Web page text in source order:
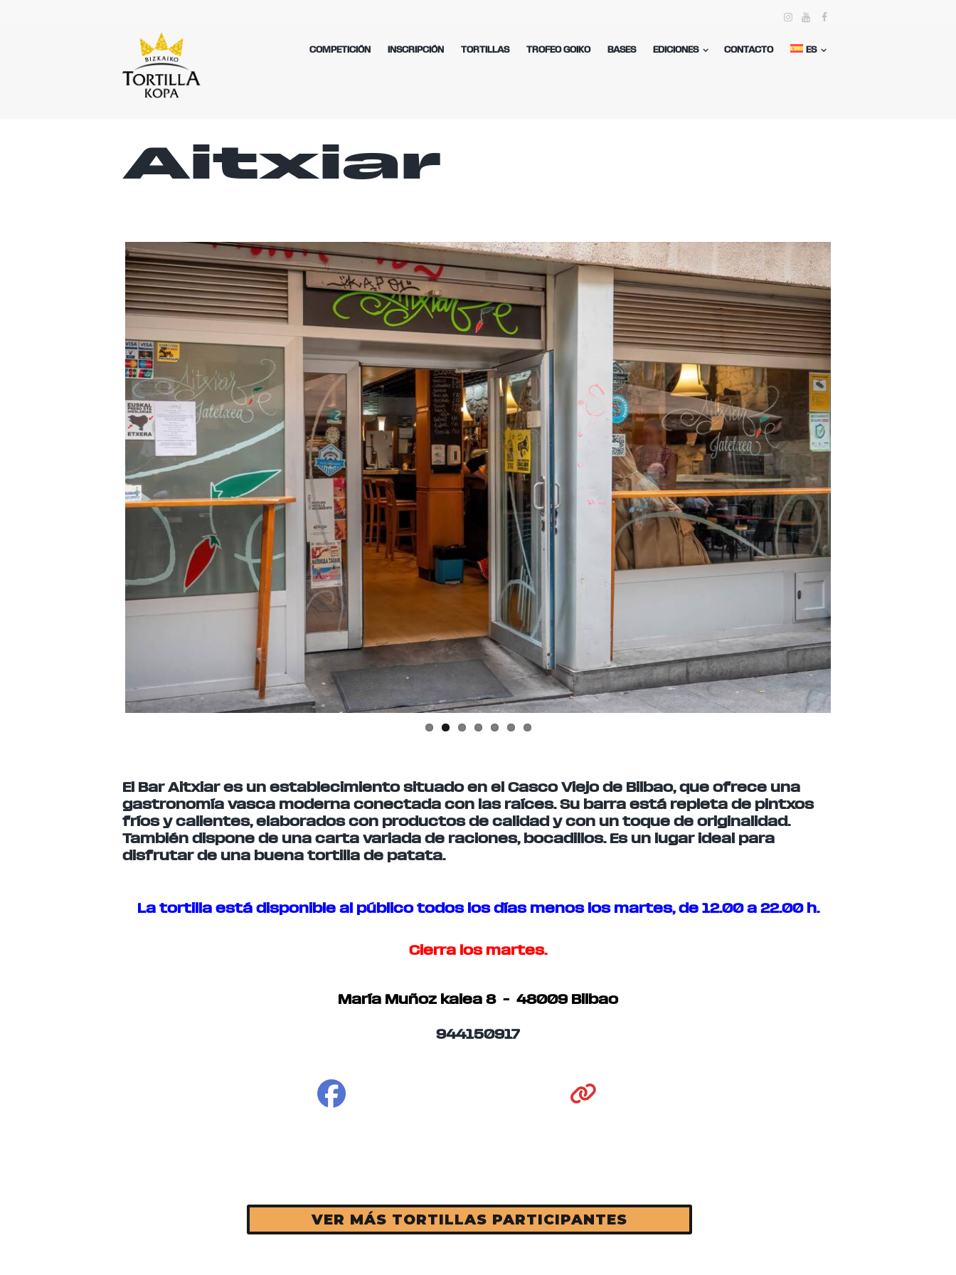
COMPETICIÓN INSCRIPCIÓN TORTILLAS TROFEO GOIKO BASES EDICIONES CONTACTO ES
Aitxiar
El Bar Aitxiar es un establecimiento situado en el Casco Viejo de Bilbao, que ofrece una
gastronomía vasca moderna conectada con las raíces. Su barra está repleta de pintxos
fríos y calientes, elaborados con productos de calidad y con un toque de originalidad.
También dispone de una carta variada de raciones, bocadillos. Es un lugar ideal para
disfrutar de una buena tortilla de patata.
La tortilla está disponible al público todos los días menos los martes, de 12.00 a 22.00 h.
Cierra los martes.
María Muñoz kalea 8 – 48009 Bilbao
944150917
VER MÁS TORTILLAS PARTICIPANTES